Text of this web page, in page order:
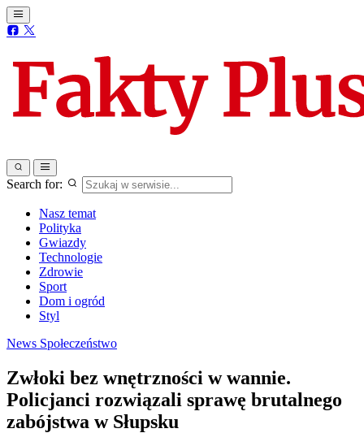
Search for:
Nasz temat
Polityka
Gwiazdy
Technologie
Zdrowie
Sport
Dom i ogród
Styl
News Społeczeństwo
Zwłoki bez wnętrzności w wannie.
Policjanci rozwiązali sprawę brutalnego
zabójstwa w Słupsku